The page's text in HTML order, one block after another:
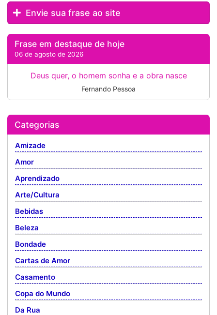
Envie sua frase ao site
Frase em destaque de hoje
06 de agosto de 2026
Deus quer, o homem sonha e a obra nasce
Fernando Pessoa
Categorias
Amizade
Amor
Aprendizado
Arte/Cultura
Bebidas
Beleza
Bondade
Cartas de Amor
Casamento
Copa do Mundo
Da Rua